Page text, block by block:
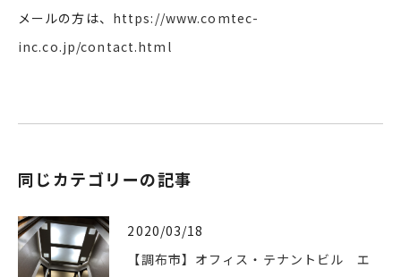
メールの方は、 https://www.comtec-
inc.co.jp/contact.html
同じカテゴリーの記事
2020/03/18
【調布市】オフィス・テナントビル エ